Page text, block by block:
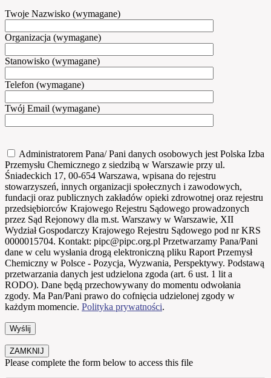
Twoje Nazwisko (wymagane)
Organizacja (wymagane)
Stanowisko (wymagane)
Telefon (wymagane)
Twój Email (wymagane)
Administratorem Pana/ Pani danych osobowych jest Polska Izba
Przemysłu Chemicznego z siedzibą w Warszawie przy ul.
Śniadeckich 17, 00-654 Warszawa, wpisana do rejestru
stowarzyszeń, innych organizacji społecznych i zawodowych,
fundacji oraz publicznych zakładów opieki zdrowotnej oraz rejestru
przedsiębiorców Krajowego Rejestru Sądowego prowadzonych
przez Sąd Rejonowy dla m.st. Warszawy w Warszawie, XII
Wydział Gospodarczy Krajowego Rejestru Sądowego pod nr KRS
0000015704. Kontakt: pipc@pipc.org.pl Przetwarzamy Pana/Pani
dane w celu wysłania drogą elektroniczną pliku Raport Przemysł
Chemiczny w Polsce - Pozycja, Wyzwania, Perspektywy. Podstawą
przetwarzania danych jest udzielona zgoda (art. 6 ust. 1 lit a
RODO). Dane będą przechowywany do momentu odwołania
zgody. Ma Pan/Pani prawo do cofnięcia udzielonej zgody w
każdym momencie. Polityka prywatności.
ZAMKNIJ
Please complete the form below to access this file